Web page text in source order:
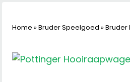
Home » Bruder Speelgoed » Bruder